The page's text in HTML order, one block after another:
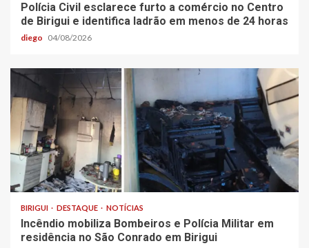
Polícia Civil esclarece furto a comércio no Centro
de Birigui e identifica ladrão em menos de 24 horas
diego 04/08/2026
BIRIGUI DESTAQUE NOTÍCIAS
Incêndio mobiliza Bombeiros e Polícia Militar em
residência no São Conrado em Birigui